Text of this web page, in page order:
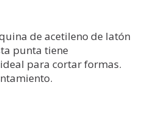
de acetileno de latón
punta tiene
para cortar formas.